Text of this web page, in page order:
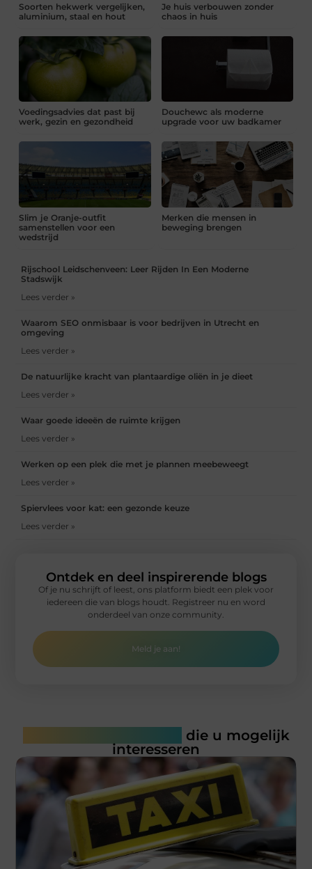
Soorten hekwerk vergelijken,
aluminium, staal en hout
Je huis verbouwen zonder
chaos in huis
Voedingsadvies dat past bij
werk, gezin en gezondheid
Douchewc als moderne
upgrade voor uw badkamer
Slim je Oranje-outfit
samenstellen voor een
wedstrijd
Merken die mensen in
beweging brengen
Rijschool Leidschenveen: Leer Rijden In Een Moderne
Stadswijk
Lees verder »
Waarom SEO onmisbaar is voor bedrijven in Utrecht en
omgeving
Lees verder »
De natuurlijke kracht van plantaardige oliën in je dieet
Lees verder »
Waar goede ideeën de ruimte krijgen
Lees verder »
Werken op een plek die met je plannen meebeweegt
Lees verder »
Spiervlees voor kat: een gezonde keuze
Lees verder »
Ontdek en deel inspirerende blogs
Of je nu schrijft of leest, ons platform biedt een plek voor
iedereen die van blogs houdt. Registreer nu en word
onderdeel van onze community.
Meld je aan!
die u mogelijk
interesseren